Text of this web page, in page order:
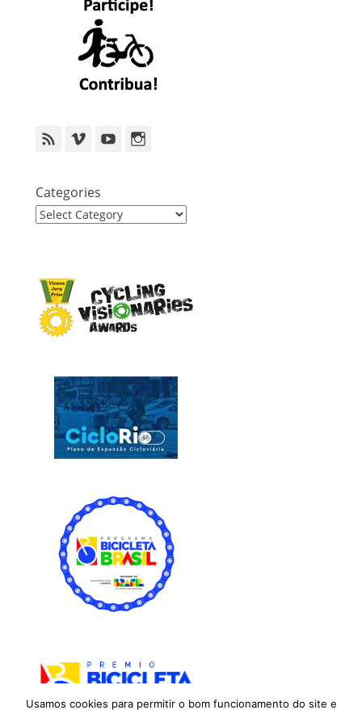
Feed VimeoYouTube
Categories
Categories
Usamos cookies para permitir o bom funcionamento do site e